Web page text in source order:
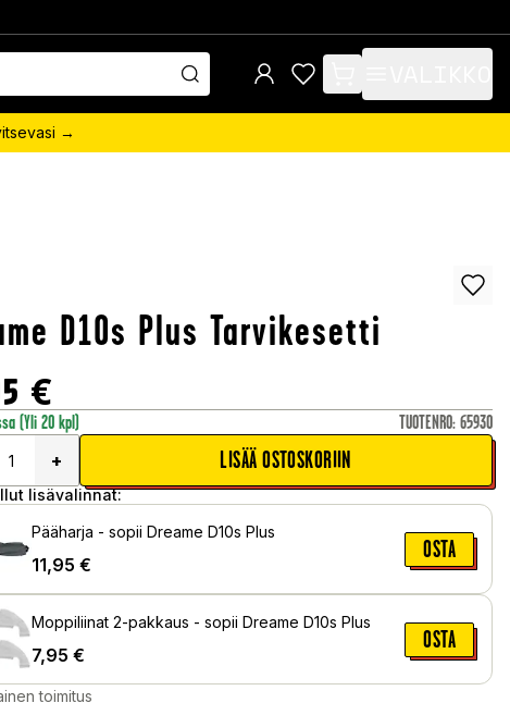
items in cart, view bag
→
D10s Plus Tarvikesetti
€
(Yli 20 kpl) TUOTENRO: 65930
+ LISÄÄ OSTOSKORIIN
lisävalinnat:
Pääharja - sopii Dreame D10s Plus
11,95 €
OSTA
Moppiliinat 2-pakkaus - sopii Dreame D10s Plus
7,95 €
OSTA
toimitus